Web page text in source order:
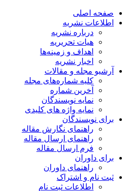
صفحه اصلی
اطلاعات نشریه
درباره نشریه
هیات تحریریه
اهداف و زمینه‌ها
اخبار نشریه
آرشیو مجله و مقالات
کلیه شماره‌های مجله
آخرین شماره
نمایه نویسندگان
نمایه واژه های کلیدی
برای نویسندگان
راهنمای نگارش مقاله
راهنمای ارسال مقاله
فرم ارسال مقاله
برای داوران
راهنمای داوران
ثبت نام و اشتراک
اطلاعات ثبت نام